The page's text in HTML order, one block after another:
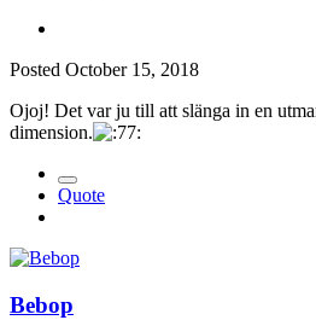
Posted October 15, 2018
Ojoj! Det var ju till att slänga in en
dimension.
Quote
Bebop